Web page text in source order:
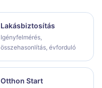
Lakásbiztosítás
Igényfelmérés,
összehasonlítás, évforduló
Otthon Start